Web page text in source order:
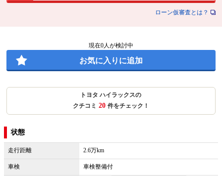
ローン仮審査とは？
現在0人が検討中
お気に入りに追加
トヨタ ハイラックスの
クチコミ 20 件をチェック！
状態
走行距離 2.6万km
車検 車検整備付